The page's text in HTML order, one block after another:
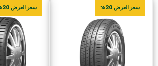
سعر العرض 20% سعر العرض 20%